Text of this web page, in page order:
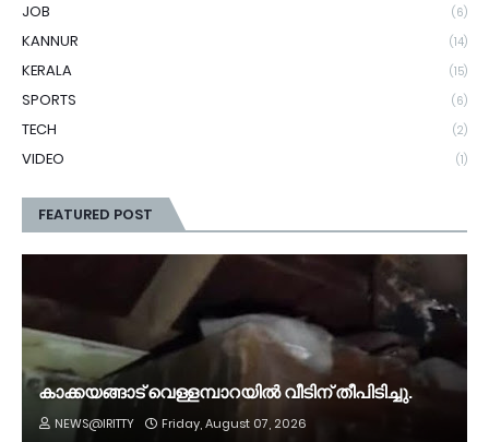
JOB (6)
KANNUR (14)
KERALA (15)
SPORTS (6)
TECH (2)
VIDEO (1)
FEATURED POST
കാക്കയങ്ങാട് വെള്ളമ്പാറയിൽ വീടിന് തീപിടിച്ചു.
NEWS@IRITTY Friday, August 07, 2026